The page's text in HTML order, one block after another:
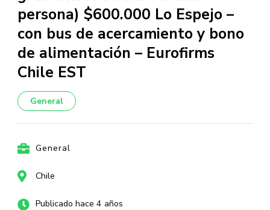
persona) $600.000 Lo Espejo –
con bus de acercamiento y bono
de alimentación – Eurofirms
Chile EST
General
General
Chile
Publicado hace 4 años